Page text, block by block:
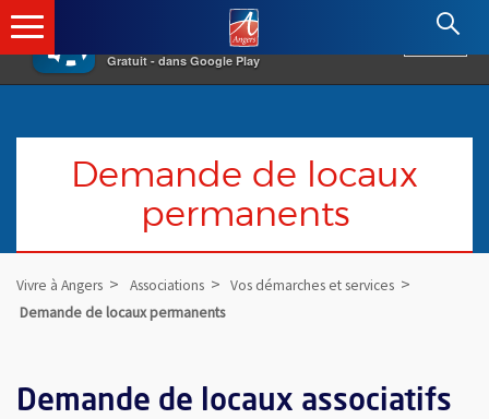
×
Gratuit - dans Google Play
Angers.fr : Retour à l'accueil
Demande de locaux
permanents
Vivre à Angers Associations
Vos démarches et services
Demande de locaux permanents
Demande de locaux associatifs